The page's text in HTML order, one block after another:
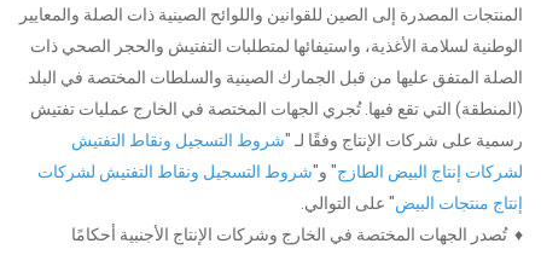
المنتجات المصدرة إلى الصين للقوانين واللوائح الصينية ذات الصلة والمعايير
الوطنية لسلامة الأغذية، واستيفائها لمتطلبات التفتيش والحجر الصحي ذات
الصلة المتفق عليها من قبل الجمارك الصينية والسلطات المختصة في البلد
(المنطقة) التي تقع فيها. تُجري الجهات المختصة في الخارج عمليات تفتيش
رسمية على شركات الإنتاج وفقًا لـ "شروط التسجيل ونقاط التفتيش
لشركات إنتاج البيض الطازج" و"شروط التسجيل ونقاط التفتيش لشركات
إنتاج منتجات البيض" على التوالي.
♦ تُصدر الجهات المختصة في الخارج وشركات الإنتاج الأجنبية أحكامًا